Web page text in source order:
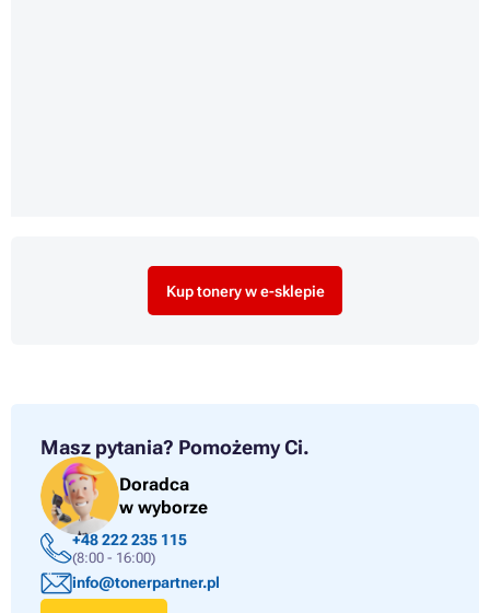
Kup tonery w e-sklepie
Masz pytania? Pomożemy Ci.
Doradca
w wyborze
+48 222 235 115
(8:00 - 16:00)
info@tonerpartner.pl